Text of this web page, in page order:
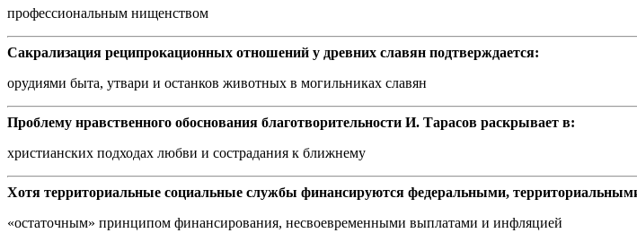
профессиональным нищенством
Сакрализация реципрокационных отношений у древних славян подтверждается:
орудиями быта, утвари и останков животных в могильниках славян
Проблему нравственного обоснования благотворительности И. Тарасов раскрывает в:
христианских подходах любви и сострадания к ближнему
Хотя территориальные социальные службы финансируются федеральными,
«остаточным» принципом финансирования, несвоевременными выплатами и инфляцией